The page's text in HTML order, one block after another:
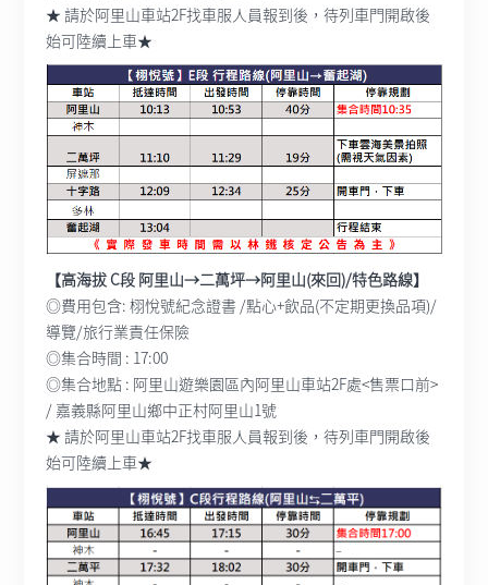
★ 請於阿里山車站2F找車服人員報到後，待列車門開啟後
始可陸續上車★
【高海拔 C段 阿里山→二萬坪→阿里山(來回)/特色路線】
◎費用包含: 栩悅號紀念證書 /點心+飲品(不定期更換品項)/
導覽/旅行業責任保險
◎集合時間 : 17:00
◎集合地點 : 阿里山遊樂園區內阿里山車站2F處<售票口前>
/ 嘉義縣阿里山鄉中正村阿里山1號
★ 請於阿里山車站2F找車服人員報到後，待列車門開啟後
始可陸續上車★